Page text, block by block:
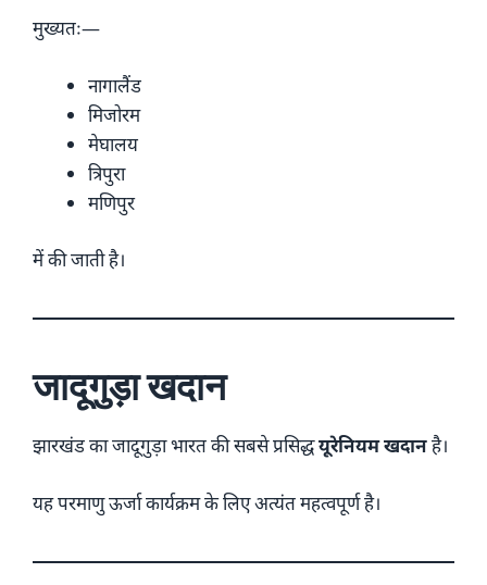
मुख्यतः—
नागालैंड
मिजोरम
मेघालय
त्रिपुरा
मणिपुर
में की जाती है।
जादूगुड़ा खदान
झारखंड का जादूगुड़ा भारत की सबसे प्रसिद्धयूरेनियम खदानहै।
यह परमाणु ऊर्जा कार्यक्रम के लिए अत्यंत महत्वपूर्ण है।